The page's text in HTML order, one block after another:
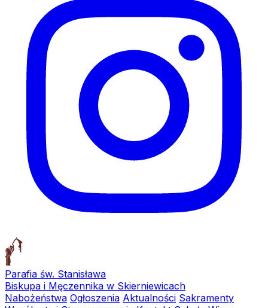
Parafia św. Stanisława
Biskupa i Męczennika w Skierniewicach
Nabożeństwa Ogłoszenia Aktualności Sakramenty